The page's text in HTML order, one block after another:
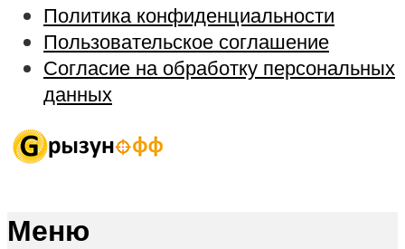
Политика конфиденциальности
Пользовательское соглашение
Согласие на обработку персональных
данных
Меню